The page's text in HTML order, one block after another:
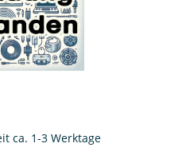
ca. 1-3 Werktage